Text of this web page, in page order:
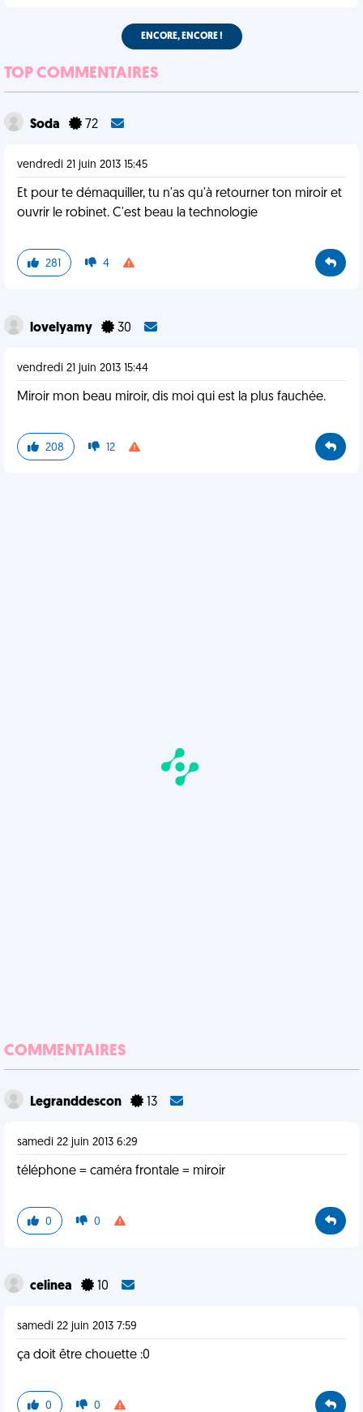
ENCORE, ENCORE !
TOP COMMENTAIRES
Soda 72
vendredi 21 juin 2013 15:45
Et pour te démaquiller, tu n'as qu'à retourner ton miroir et
ouvrir le robinet. C'est beau la technologie
281 4
lovelyamy 30
vendredi 21 juin 2013 15:44
Miroir mon beau miroir, dis moi qui est la plus fauchée.
208 12
COMMENTAIRES
Legranddescon 13
samedi 22 juin 2013 6:29
téléphone = caméra frontale = miroir
0 0
celinea 10
samedi 22 juin 2013 7:59
ça doit être chouette :0
0 0